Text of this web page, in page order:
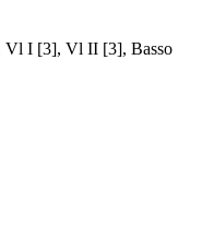
Vl I [3], Vl II [3], Basso